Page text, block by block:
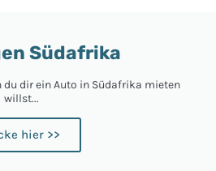
Südafrika
du dir ein Auto in Südafrika mieten
willst...
hier >>